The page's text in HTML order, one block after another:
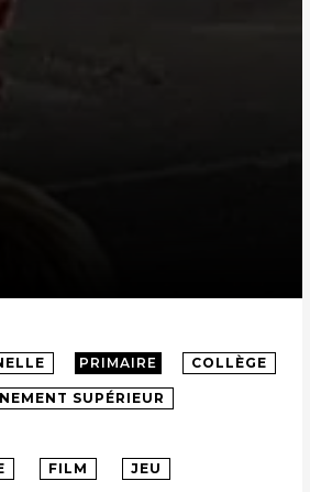
PRIMAIRE COLLÈGE
SUPÉRIEUR
FILM JEU